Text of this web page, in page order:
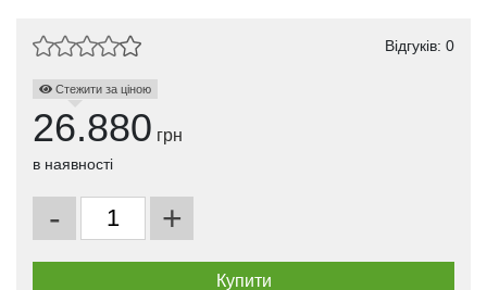
Відгуків: 0
Стежити за ціною
26.880 грн
в наявності
- +